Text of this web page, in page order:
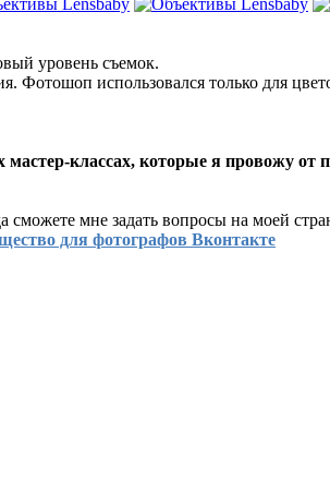
уровень съемок.
Фотошоп использовался только для
классах, которые я провожу от
сможете мне задать вопросы на моей
для фотографов Вконтакте